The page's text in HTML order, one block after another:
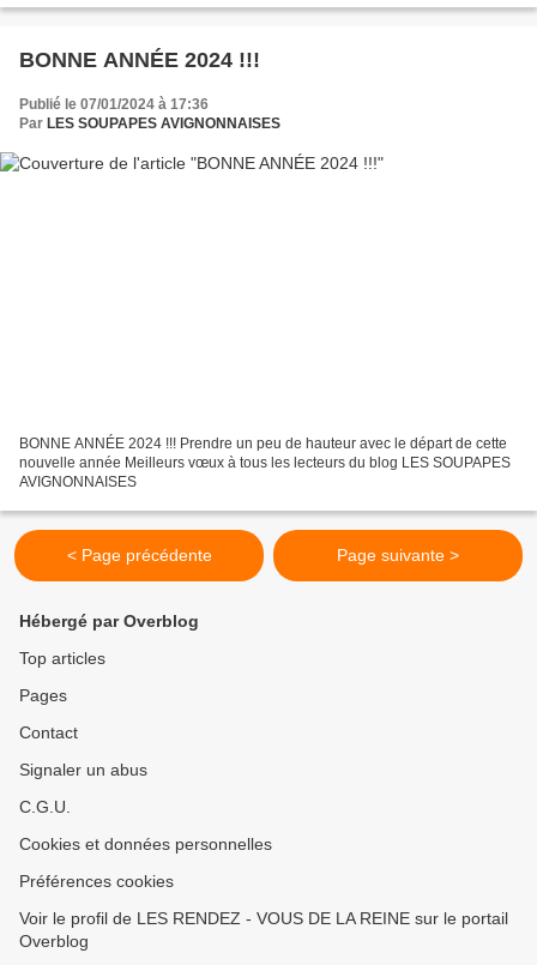
BONNE ANNÉE 2024 !!!
Publié le 07/01/2024 à 17:36
Par LES SOUPAPES AVIGNONNAISES
BONNE ANNÉE 2024 !!! Prendre un peu de hauteur avec le départ de cette
nouvelle année Meilleurs vœux à tous les lecteurs du blog LES SOUPAPES
AVIGNONNAISES
< Page précédente Page suivante >
Hébergé par Overblog
Top articles
Pages
Contact
Signaler un abus
C.G.U.
Cookies et données personnelles
Préférences cookies
Voir le profil de LES RENDEZ - VOUS DE LA REINE sur le portail
Overblog